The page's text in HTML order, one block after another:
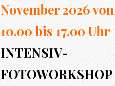
November 2026 von
10.00 bis 17.00 Uhr
INTENSIV-
FOTOWORKSHOP